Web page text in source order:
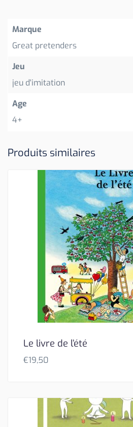
Marque
Great pretenders
Jeu
jeu d'imitation
Age
4+
Produits similaires
Le livre de l’été
€19,50